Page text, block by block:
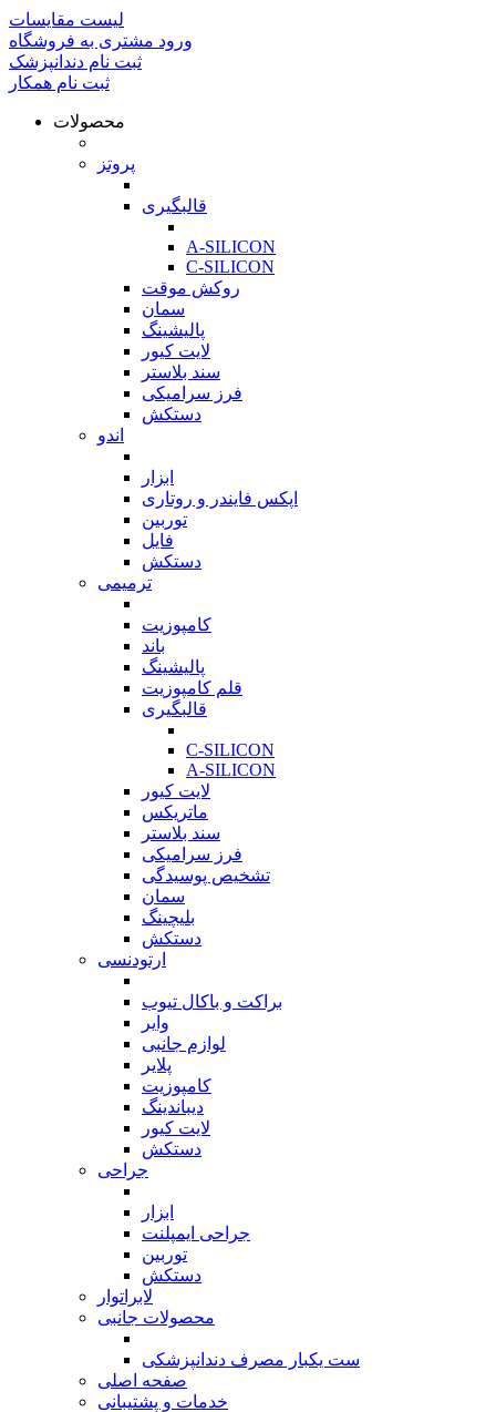
لیست مقایسات
ورود مشتری به فروشگاه
ثبت نام دندانپزشک
ثبت نام همکار
محصولات
پروتز
قالبگیری
A-SILICON
C-SILICON
روکش موقت
سمان
پالیشینگ
لایت کیور
سند بلاستر
فرز سرامیکی
دستکش
اندو
ابزار
اپکس فایندر و روتاری
توربین
فایل
دستکش
ترمیمی
کامپوزیت
باند
پالیشینگ
قلم کامپوزیت
قالبگیری
C-SILICON
A-SILICON
لایت کیور
ماتریکس
سند بلاستر
فرز سرامیکی
تشخیص پوسیدگی
سمان
بلیچینگ
دستکش
ارتودنسی
براکت و باکال تیوب
وایر
لوازم جانبی
پلایر
کامپوزیت
دیباندینگ
لایت کیور
دستکش
جراحی
ابزار
جراحی ایمپلنت
توربین
دستکش
لابراتوار
محصولات جانبی
ست یکبار مصرف دندانپزشکی
صفحه اصلی
خدمات و پشتیبانی